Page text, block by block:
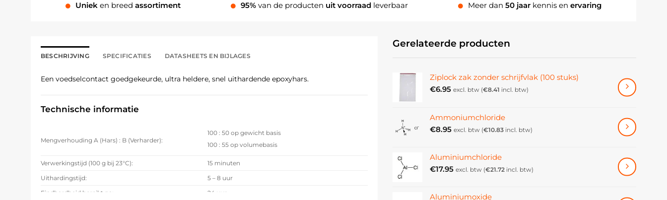
Unieken breedassortiment 95%van de producten uit voorraad leverbaar Meer dan 50 jaarkennis en ervaring
BESCHRIJVING SPECIFICATIES DATASHEETS EN BIJLAGES
Een voedselcontact goedgekeurde, ultra heldere, snel uithardende epoxyhars.
Technische informatie
Mengverhouding A (Hars) : B (Verharder):
100 : 50 op gewicht basis
100 : 55 op volumebasis
Verwerkingstijd (100 g bij 23°C):
15 minuten
Uithardingstijd:
5 – 8 uur
Eindhardheid bereikt na:
24 uur
Gerelateerde producten
Ziplock zak zonder schrijfvlak (100 stuks)
€6.95 excl. btw (€8.41 incl. btw)
Ammoniumchloride
€8.95 excl. btw (€10.83 incl. btw)
Aluminiumchloride
€17.95 excl. btw (€21.72 incl. btw)
Aluminiumoxide